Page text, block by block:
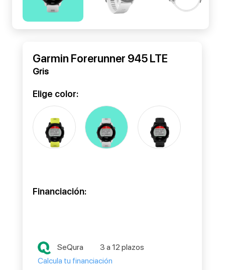
Garmin Forerunner 945 LTE
Gris
Elige color:
Financiación:
SeQura
3 a 12 plazos
Calcula tu financiación